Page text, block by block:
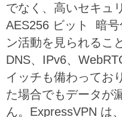
でなく、高いセキュ
AES256 ビット 暗号
ン活動を見られるこ
DNS、IPv6、
イッチも備わってお
た場合でもデータが
ん。ExpressVPN は